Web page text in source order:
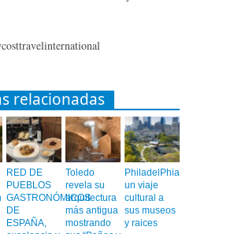
relacionadas
RED DE
PUEBLOS
GASTRONÓMICOS
DE
ESPAÑA,
Toledo
revela su
arquitectura
más antigua
mostrando
PhiladelPhia,
un viaje
cultural a
sus museos
y raices